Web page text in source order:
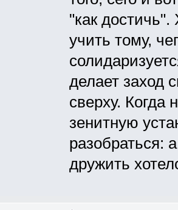
"как
учить тому,
делает заход
сверху. Когда
зенитную
разобраться:
дружить